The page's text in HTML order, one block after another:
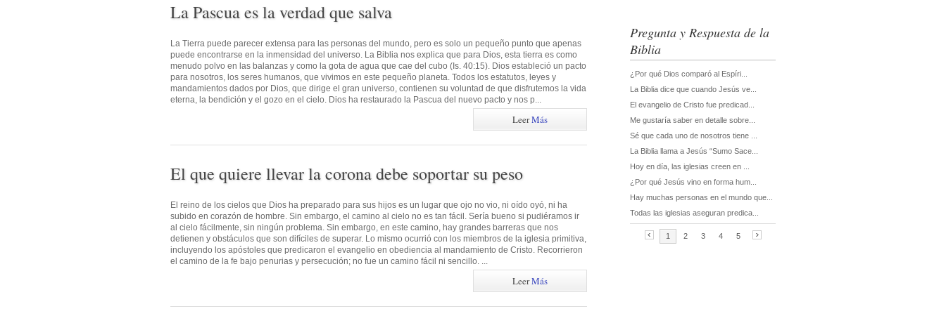
La Pascua es la verdad que salva
La Tierra puede parecer extensa para las personas del mundo, pero es solo un pequeño punto que apenas
puede encontrarse en la inmensidad del universo. La Biblia nos explica que para Dios, esta tierra es como
menudo polvo en las balanzas y como la gota de agua que cae del cubo (Is. 40:15). Dios estableció un pacto
para nosotros, los seres humanos, que vivimos en este pequeño planeta. Todos los estatutos, leyes y
mandamientos dados por Dios, que dirige el gran universo, contienen su voluntad de que disfrutemos la vida
eterna, la bendición y el gozo en el cielo. Dios ha restaurado la Pascua del nuevo pacto y nos p...
LeerMás
El que quiere llevar la corona debe soportar su peso
El reino de los cielos que Dios ha preparado para sus hijos es un lugar que ojo no vio, ni oído oyó, ni ha
subido en corazón de hombre. Sin embargo, el camino al cielo no es tan fácil. Sería bueno si pudiéramos ir
al cielo fácilmente, sin ningún problema. Sin embargo, en este camino, hay grandes barreras que nos
detienen y obstáculos que son difíciles de superar. Lo mismo ocurrió con los miembros de la iglesia primitiva,
incluyendo los apóstoles que predicaron el evangelio en obediencia al mandamiento de Cristo. Recorrieron
el camino de la fe bajo penurias y persecución; no fue un camino fácil ni sencillo. ...
LeerMás